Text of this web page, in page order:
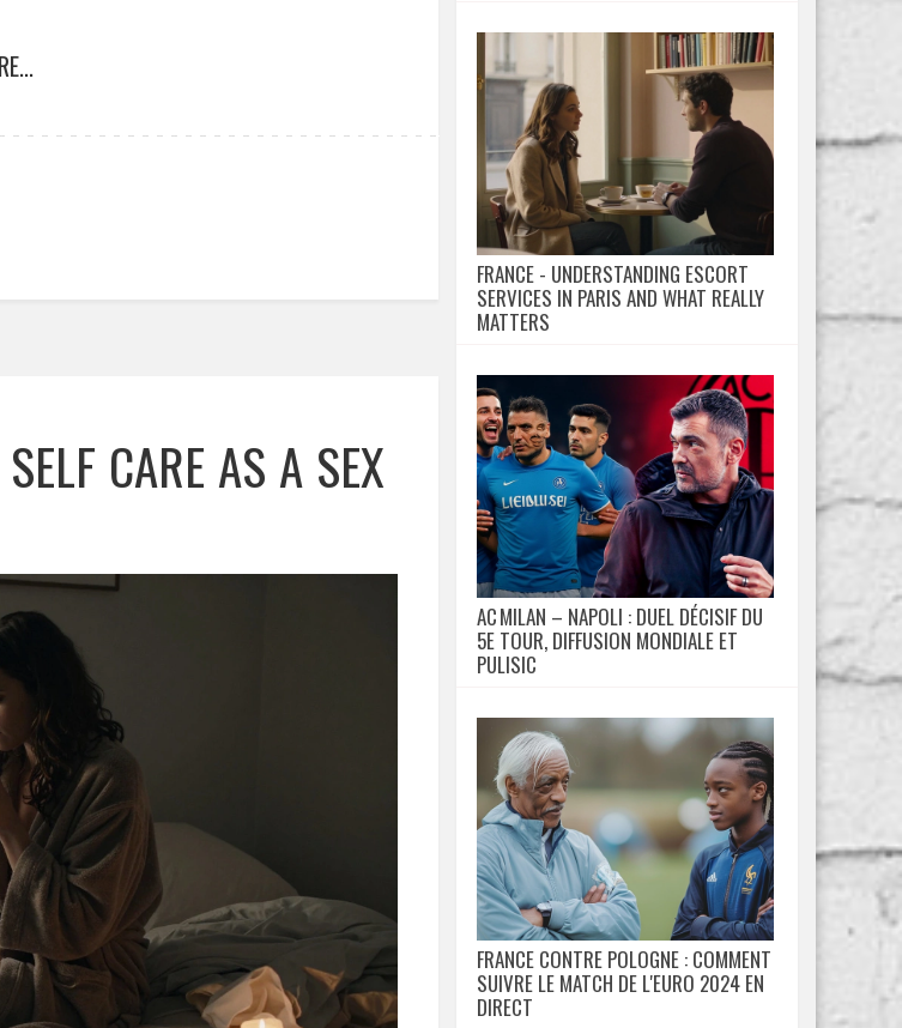
CARE AS A SEX
FRANCE - UNDERSTANDING ESCORT
SERVICES IN PARIS AND WHAT REALLY
MATTERS
AC MILAN – NAPOLI : DUEL DÉCISIF DU
5E TOUR, DIFFUSION MONDIALE ET
PULISIC
FRANCE CONTRE POLOGNE : COMMENT
SUIVRE LE MATCH DE L'EURO 2024 EN
DIRECT